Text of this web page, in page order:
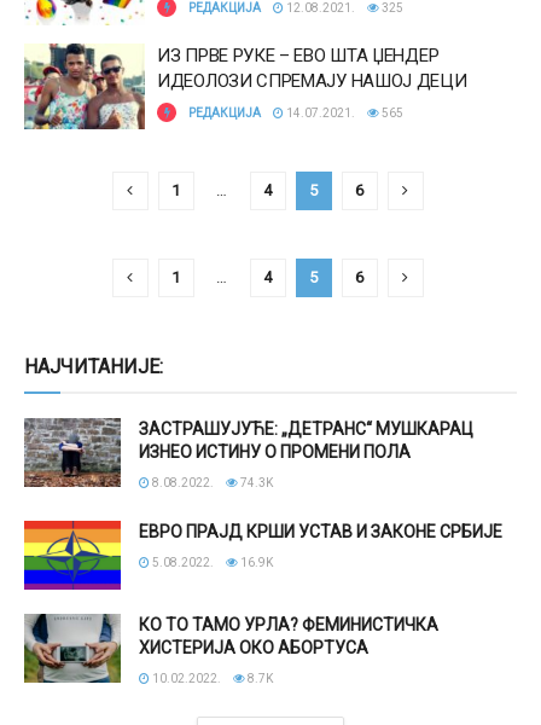
РЕДАКЦИЈА 12.08.2021. 325
ИЗ ПРВЕ РУКЕ – ЕВО ШТА ЏЕНДЕР
ИДЕОЛОЗИ СПРЕМАЈУ НАШОЈ ДЕЦИ
РЕДАКЦИЈА 14.07.2021. 565
1 … 4 5 6
1 … 4 5 6
НАЈЧИТАНИЈЕ:
ЗАСТРАШУЈУЋЕ: „ДЕТРАНС“ МУШКАРАЦ
ИЗНЕО ИСТИНУ О ПРОМЕНИ ПОЛА
8.08.2022. 74.3K
ЕВРО ПРАЈД КРШИ УСТАВ И ЗАКОНЕ СРБИЈЕ
5.08.2022. 16.9K
КО ТО ТАМО УРЛА? ФЕМИНИСТИЧКА
ХИСТЕРИЈА ОКО АБОРТУСА
10.02.2022. 8.7K